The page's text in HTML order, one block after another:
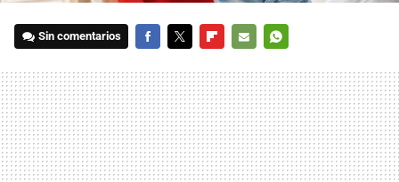
Sin comentarios
MAIL